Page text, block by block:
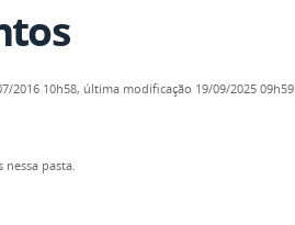
2016 10h58, última modificação 19/09/2025 09h59
pasta.